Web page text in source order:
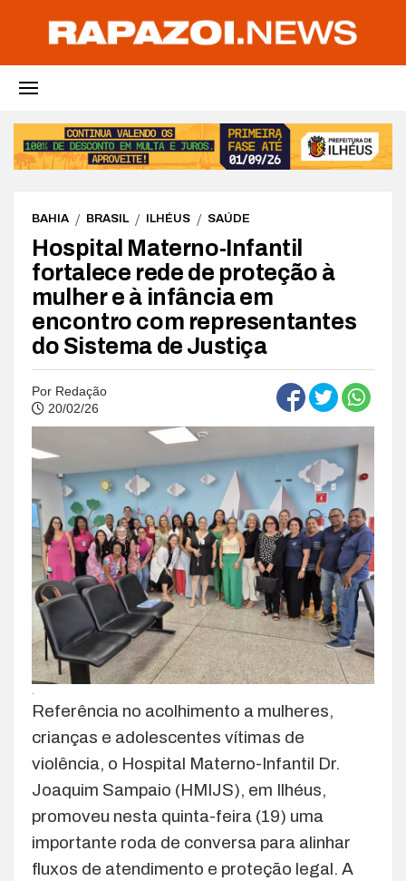
BAHIA BRASIL ILHÉUS SAÚDE
Hospital Materno-Infantil
fortalece rede de proteção à
mulher e à infância em
encontro com representantes
do Sistema de Justiça
Por Redação
20/02/26
Referência no acolhimento a mulheres,
crianças e adolescentes vítimas de
violência, o Hospital Materno-Infantil Dr.
Joaquim Sampaio (HMIJS), em Ilhéus,
promoveu nesta quinta-feira (19) uma
importante roda de conversa para alinhar
fluxos de atendimento e proteção legal. A